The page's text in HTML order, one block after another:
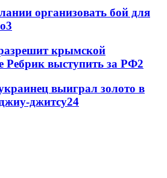
организовать бой для
3
крымской
Ребрик выступить за РФ2
выиграл золото в
джитсу24